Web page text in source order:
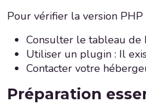
Pour vérifier la version
Consulter le tableau de
Utiliser un plugin : Il
Contacter votre
Préparation